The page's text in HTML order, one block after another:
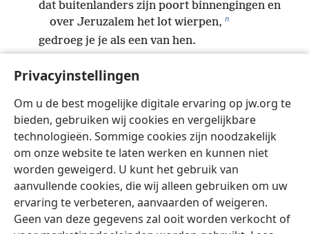
Privacyinstellingen
Om u de best mogelijke digitale ervaring op jw.org te
bieden, gebruiken wij cookies en vergelijkbare
technologieën. Sommige cookies zijn noodzakelijk
om onze website te laten werken en kunnen niet
worden geweigerd. U kunt het gebruik van
aanvullende cookies, die wij alleen gebruiken om uw
ervaring te verbeteren, aanvaarden of weigeren.
Geen van deze gegevens zal ooit worden verkocht of
dat buitenlanders zijn poort binnengingen en
over Jeruzalem het lot wierpen, n
gedroeg je je als een van hen.
12
van je broeder, de dag van zijn tegenspoed.
Juda op de dag van hun ondergang. p
Je had geen grote mond mogen opzetten op
de dag van hun ellende.
13 Je had de poort van mijn volk niet mogen
binnengaan op de dag van hun ongeluk.
Je had je niet mogen verkneukelen over zijn
ellende op de dag van zijn ongeluk.